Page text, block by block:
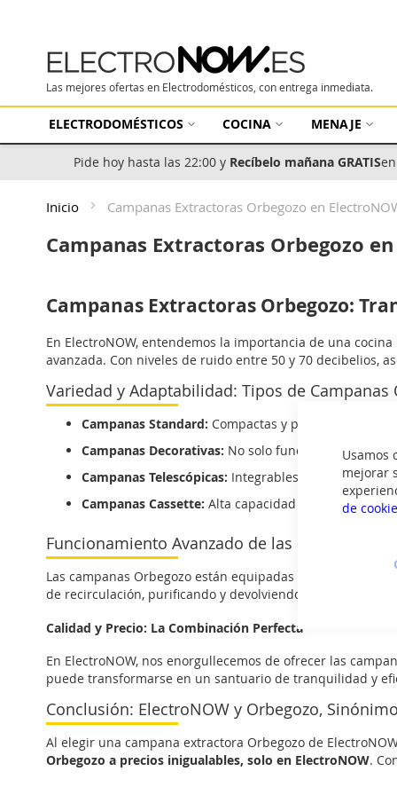
Usamos
mejorar
de
Las mejores ofertas en Electrodomésticos, con entrega inmediata.
ELECTRODOMÉSTICOS COCINA MENAJE
Pide hoy hasta las 22:00 y Recíbelo mañana GRATIS
Inicio Campanas Extractoras Orbegozo en
Campanas Extractoras Orbegozo
Campanas Extractoras Orbegozo:
En ElectroNOW, entendemos la importancia de una
avanzada. Con niveles de ruido entre 50 y 70 decibelios,
Variedad y Adaptabilidad: Tipos de Campanas
Campanas Standard: Compactas y prácticas,
Campanas Decorativas: No solo funcionales sino
Campanas Telescópicas: Integrables en muebles,
Campanas Cassette: Alta capacidad de extracción y
Funcionamiento Avanzado de las Campanas
Las campanas Orbegozo están equipadas con motores
de recirculación, purificando y devolviendo el aire limpio a
Calidad y Precio: La Combinación Perfecta
En ElectroNOW, nos enorgullecemos de ofrecer las
puede transformarse en un santuario de tranquilidad y
Conclusión: ElectroNOW y Orbegozo,
Al elegir una campana extractora Orbegozo de
Orbegozo a precios inigualables, solo en ElectroNOW.